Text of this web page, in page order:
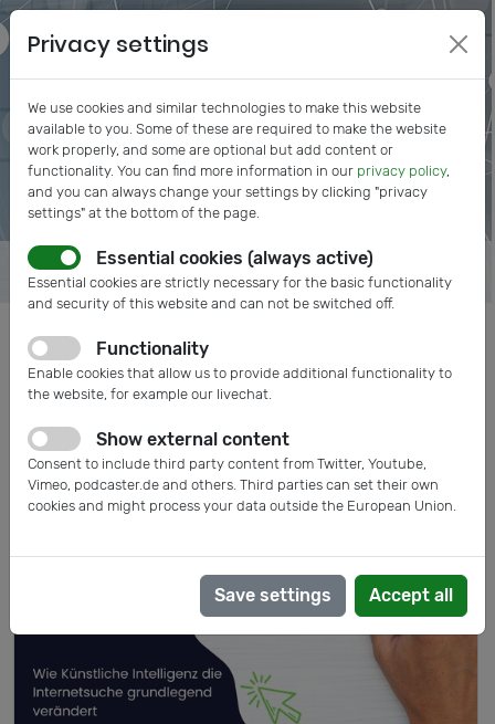
Posts tagged: Beirat
Privacy settings
We use cookies and similar technologies to make this website
available to you. Some of these are required to make the website
work properly, and some are optional but add content or
functionality. You can find more information in our privacy policy,
and you can always change your settings by clicking "privacy
settings" at the bottom of the page.
Essential cookies (always active)
Essential cookies are strictly necessary for the basic functionality
and security of this website and can not be switched off.
Functionality
Enable cookies that allow us to provide additional functionality to
the website, for example our livechat.
Show external content
Consent to include third party content from Twitter, Youtube,
Vimeo, podcaster.de and others. Third parties can set their own
cookies and might process your data outside the European Union.
Save settings Accept all